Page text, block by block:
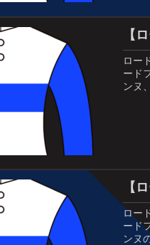
【
ロー
ード
ンヌ
【
ロー
ード
ンヌ